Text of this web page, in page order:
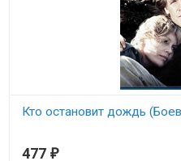
Кто остановит дождь
477 ₽